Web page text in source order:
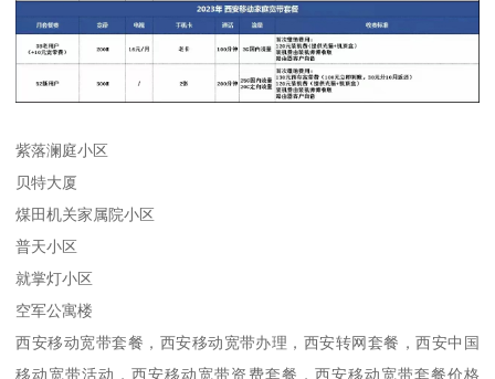
紫落澜庭小区
贝特大厦
煤田机关家属院小区
普天小区
就掌灯小区
空军公寓楼
西安移动宽带套餐，西安移动宽带办理，西安转网套餐，西安中国
移动宽带活动，西安移动宽带资费套餐，西安移动宽带套餐价格